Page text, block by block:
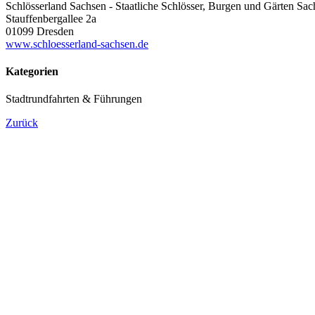
Schlösserland Sachsen - Staatliche Schlösser, Burgen und Gärten
Stauffenbergallee 2a
01099 Dresden
www.schloesserland-sachsen.de
Kategorien
Stadtrundfahrten & Führungen
Zurück